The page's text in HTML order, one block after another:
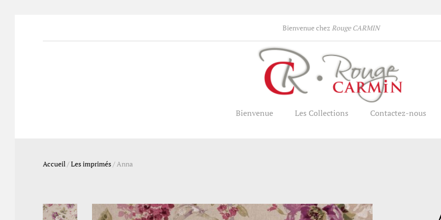
Bienvenue chez Rouge CARMIN
Bienvenue Les Collections Contactez-nous
Accueil/Les imprimés/Anna